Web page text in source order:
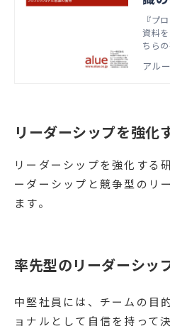
ード
『プ
資料
ちら
る」
アル
リーダーシップを強化
リーダーシップを強化する
ーダーシップと競争型のリ
ます。
率先型のリーダーシッ
中堅社員には、チームの目
ョナルとして自信を持って